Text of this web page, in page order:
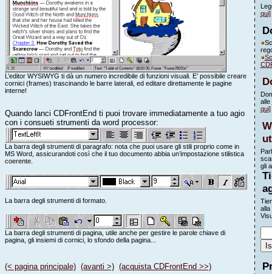
L’editor WYSIWYG ti dà un numero incredibile di funzioni visuali. E’ possibile creare
cornici (frames) trascinando le barre laterali, ed editare direttamente le pagine
interne!
Quando lanci CDFrontEnd ti puoi trovare immediatamente a tuo agio
con i consueti strumenti da word processor:
La barra degli strumenti di paragrafo: nota che puoi usare gli stili proprio come in
MS Word, assicurandoti così che il tuo documento abbia un’impostazione stilistica
coerente.
La barra degli strumenti di formato.
La barra degli strumenti di pagina, utile anche per gestire le parole chiave di
pagina, gli insiemi di cornici, lo sfondo della pagina...
(< pagina principale) (avanti >) (acquista CDFrontEnd >>)
qui]
alle
qui]
gli
alla